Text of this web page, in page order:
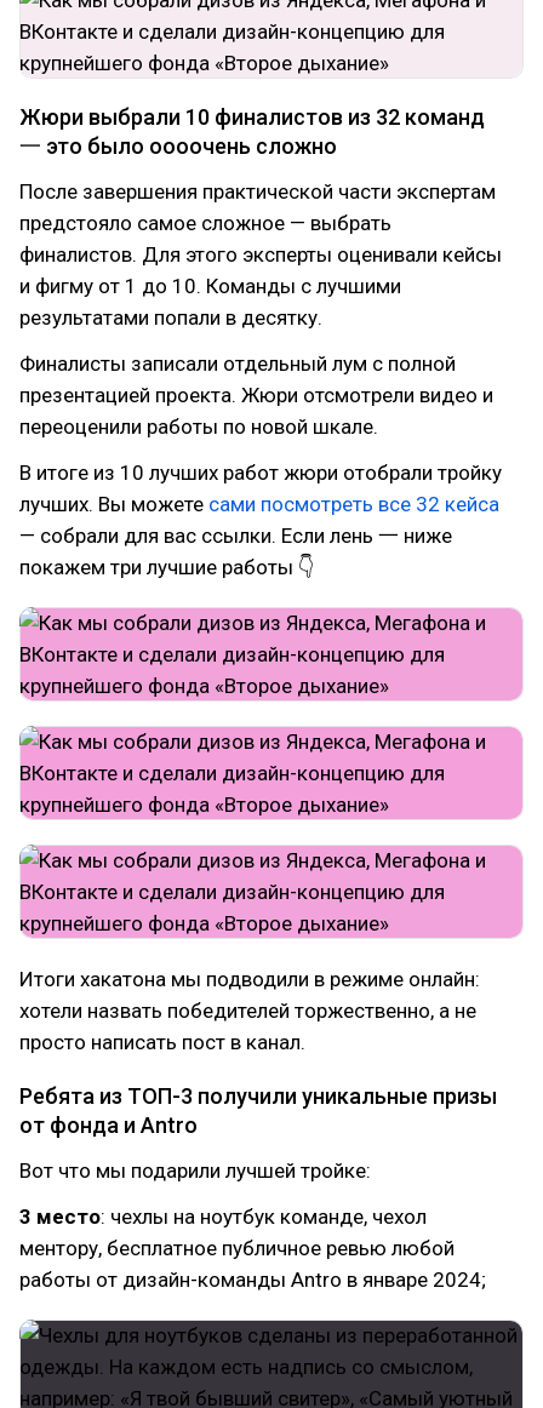
Жюри выбрали 10 финалистов из 32 команд
一 это было оооочень сложно
После завершения практической части экспертам
предстояло самое сложное — выбрать
финалистов. Для этого эксперты оценивали кейсы
и фигму от 1 до 10. Команды с лучшими
результатами попали в десятку.
Финалисты записали отдельный лум с полной
презентацией проекта. Жюри отсмотрели видео и
переоценили работы по новой шкале.
В итоге из 10 лучших работ жюри отобрали тройку
лучших. Вы можете сами посмотреть все 32 кейса
— собрали для вас ссылки. Если лень 一 ниже
покажем три лучшие работы 👇
Итоги хакатона мы подводили в режиме онлайн:
хотели назвать победителей торжественно, а не
просто написать пост в канал.
Ребята из ТОП-3 получили уникальные призы
от фонда и Antro
Вот что мы подарили лучшей тройке:
3 место: чехлы на ноутбук команде, чехол
ментору, бесплатное публичное ревью любой
работы от дизайн-команды Antro в январе 2024;